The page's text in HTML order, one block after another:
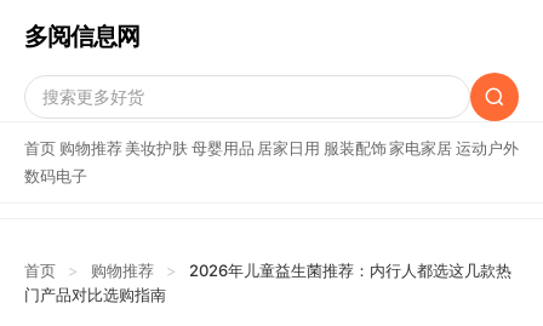
多阅信息网
首页 购物推荐 美妆护肤母婴用品 居家日用 服装配饰家电家居运动户外
数码电子
首页 > 购物推荐 >
2026年儿童益生菌推荐：内行人都选这几款热
门产品对比选购指南